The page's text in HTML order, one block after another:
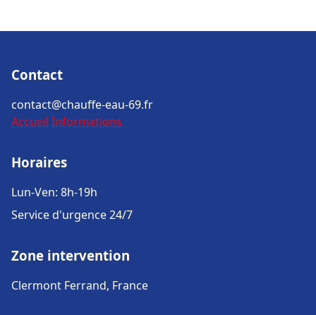
Contact
contact@chauffe-eau-69.fr
Accueil Informations
Horaires
Lun-Ven: 8h-19h
Service d'urgence 24/7
Zone intervention
Clermont Ferrand, France